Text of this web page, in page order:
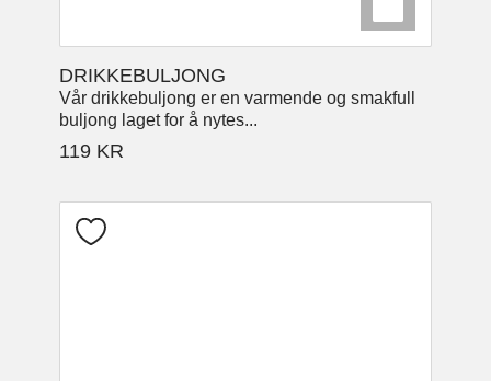
DRIKKEBULJONG
Vår drikkebuljong er en varmende og smakfull
buljong laget for å nytes...
119 KR